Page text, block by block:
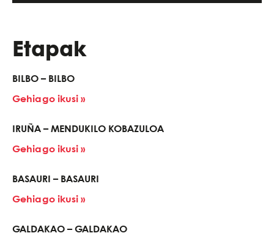
Etapak
BILBO – BILBO
Gehiago ikusi »
IRUÑA – MENDUKILO KOBAZULOA
Gehiago ikusi »
BASAURI – BASAURI
Gehiago ikusi »
GALDAKAO – GALDAKAO